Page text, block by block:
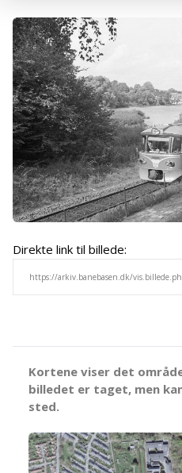
Direkte link til billede:
Kortene viser det
billedet er taget, men
sted.